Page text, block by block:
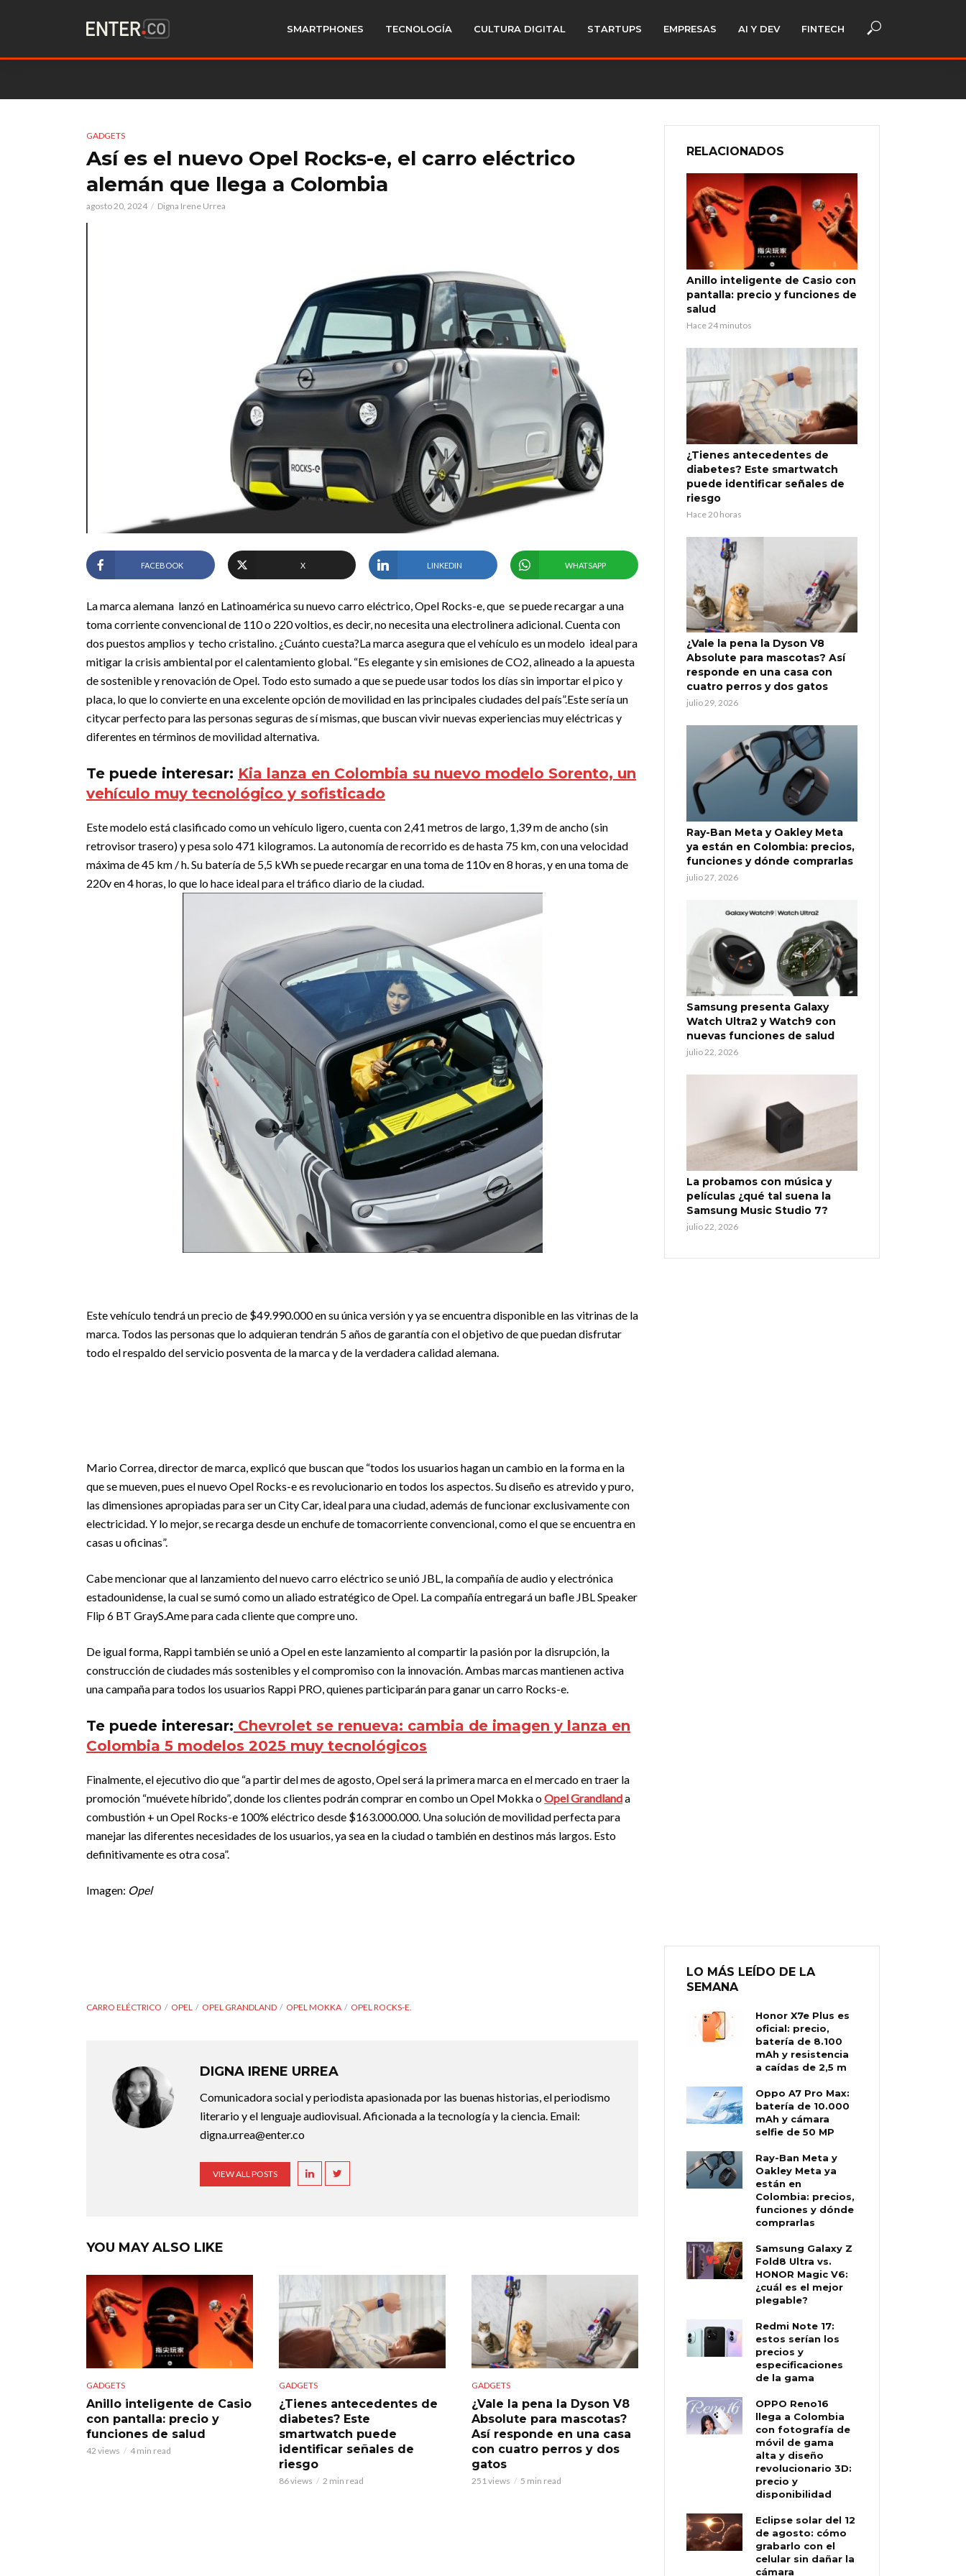
SMARTPHONES TECNOLOGÍA CULTURA DIGITAL STARTUPS EMPRESAS AI Y DEV FINTECH
GADGETS
Así es el nuevo Opel Rocks-e, el carro eléctrico
alemán que llega a Colombia
agosto 20, 2024 Digna Irene Urrea
FACEBOOK X LINKEDIN WHATSAPP
La marca alemana lanzó en Latinoamérica su nuevo carro eléctrico, Opel Rocks-e, que se puede recargar a una
toma corriente convencional de 110 o 220 voltios, es decir, no necesita una electrolinera adicional.Cuenta con
dos puestos amplios y techo cristalino. ¿Cuánto cuesta?La marca asegura que el vehículo es un modelo ideal para
mitigar la crisis ambiental por el calentamiento global. “Es elegante y sin emisiones de CO2, alineado a la apuesta
de sostenible y renovación de Opel. Todo esto sumado a que se puede usar todos los días sin importar el pico y
placa, lo que lo convierte en una excelente opción de movilidad en las principales ciudades del país”.Este sería un
citycar perfecto para las personas seguras de sí mismas, que buscan vivir nuevas experiencias muy eléctricas y
diferentes en términos de movilidad alternativa.
Te puede interesar: Kia lanza en Colombia su nuevo modelo Sorento, un
vehículo muy tecnológico y sofisticado
Este modelo está clasificado como un vehículo ligero, cuenta con 2,41 metros de largo, 1,39 m de ancho (sin
retrovisor trasero) y pesa solo 471 kilogramos. La autonomía de recorrido es de hasta 75 km, con una velocidad
máxima de 45 km / h. Su batería de 5,5 kWh se puede recargar en una toma de 110v en 8 horas, y en una toma de
220v en 4 horas, lo que lo hace ideal para el tráfico diario de la ciudad.
Este vehículo tendrá un precio de $49.990.000en su única versión y ya se encuentra disponible en las vitrinas de la
marca. Todos las personas que lo adquieran tendrán 5 años de garantía con el objetivo de que puedan disfrutar
todo el respaldo del servicio posventa de la marca y de la verdadera calidad alemana.
Mario Correa, director de marca, explicó que buscan que “todos los usuarios hagan un cambio en la forma en la
que se mueven, pues el nuevo Opel Rocks-e es revolucionario en todos los aspectos. Su diseño es atrevido y puro,
las dimensiones apropiadas para ser un City Car, ideal para una ciudad, además de funcionar exclusivamente con
electricidad. Y lo mejor, se recarga desde un enchufe de tomacorriente convencional, como el que se encuentra en
casas u oficinas”.
Cabe mencionar que al lanzamiento del nuevo carro eléctrico seunió JBL, la compañía de audio y electrónica
estadounidense, la cual se sumó como un aliado estratégico de Opel. La compañía entregará un bafle JBL Speaker
Flip 6 BT GrayS.Ame para cada cliente que compre uno.
De igual forma, Rappi también se unió a Opel en este lanzamiento al compartir la pasión por la disrupción, la
construcción de ciudades más sostenibles y el compromiso con la innovación. Ambas marcas mantienen activa
una campaña para todos los usuarios Rappi PRO, quienes participarán para ganar un carro Rocks-e.
Te puede interesar: Chevrolet se renueva: cambia de imagen y lanza en
Colombia 5 modelos 2025 muy tecnológicos
Finalmente, el ejecutivo dio que “a partir del mes de agosto, Opel será la primera marca en el mercado en traer la
promoción “muévete híbrido”, donde los clientes podrán comprar en combo un Opel Mokka oOpel Grandlanda
combustión + un Opel Rocks-e 100% eléctrico desde $163.000.000. Una solución de movilidad perfecta para
manejar las diferentes necesidades de los usuarios, ya sea en la ciudad o también en destinos más largos. Esto
definitivamente es otra cosa”.
Imagen: Opel
CARRO ELÉCTRICO OPEL OPEL GRANDLAND OPEL MOKKA OPEL ROCKS-E.
DIGNA IRENE URREA
Comunicadora social y periodista apasionada por las buenas historias, el periodismo
literario y el lenguaje audiovisual. Aficionada a la tecnología y la ciencia. Email:
digna.urrea@enter.co
VIEW ALL POSTS
YOU MAY ALSO LIKE
GADGETS
Anillo inteligente de Casio
con pantalla: precio y
funciones de salud
42 views 4 min read
GADGETS
¿Tienes antecedentes de
diabetes? Este
smartwatch puede
identificar señales de
riesgo
86 views 2 min read
GADGETS
¿Vale la pena la Dyson V8
Absolute para mascotas?
Así responde en una casa
con cuatro perros y dos
gatos
251 views 5 min read
RELACIONADOS
Anillo inteligente de Casio con
pantalla: precio y funciones de
salud
Hace 24 minutos
¿Tienes antecedentes de
diabetes? Este smartwatch
puede identificar señales de
riesgo
Hace 20 horas
¿Vale la pena la Dyson V8
Absolute para mascotas? Así
responde en una casa con
cuatro perros y dos gatos
julio 29, 2026
Ray-Ban Meta y Oakley Meta
ya están en Colombia: precios,
funciones y dónde comprarlas
julio 27, 2026
Samsung presenta Galaxy
Watch Ultra2 y Watch9 con
nuevas funciones de salud
julio 22, 2026
La probamos con música y
películas ¿qué tal suena la
Samsung Music Studio 7?
julio 22, 2026
LO MÁS LEÍDO DE LA
SEMANA
Honor X7e Plus es
oficial: precio,
batería de 8.100
mAh y resistencia
a caídas de 2,5 m
Oppo A7 Pro Max:
batería de 10.000
mAh y cámara
selfie de 50 MP
Ray-Ban Meta y
Oakley Meta ya
están en
Colombia: precios,
funciones y dónde
comprarlas
Samsung Galaxy Z
Fold8 Ultra vs.
HONOR Magic V6:
¿cuál es el mejor
plegable?
Redmi Note 17:
estos serían los
precios y
especificaciones
de la gama
OPPO Reno16
llega a Colombia
con fotografía de
móvil de gama
alta y diseño
revolucionario 3D:
precio y
disponibilidad
Eclipse solar del 12
de agosto: cómo
grabarlo con el
celular sin dañar la
cámara